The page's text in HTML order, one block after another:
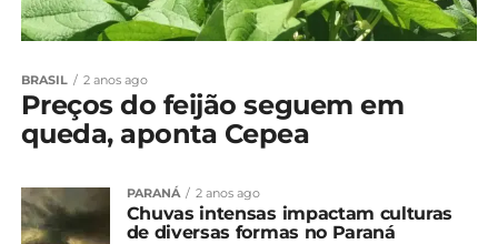
BRASIL 2 anos ago
Preços do feijão seguem em
queda, aponta Cepea
PARANÁ 2 anos ago
Chuvas intensas impactam culturas
de diversas formas no Paraná